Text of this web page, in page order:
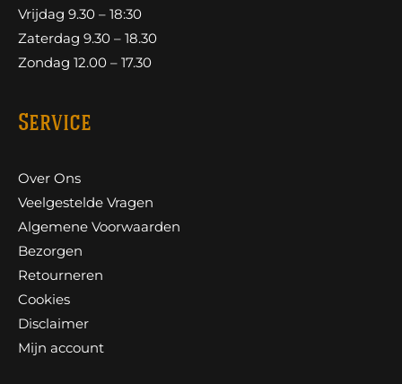
Vrijdag 9.30 – 18:30
Zaterdag 9.30 – 18.30
Zondag 12.00 – 17.30
Service
Over Ons
Veelgestelde Vragen
Algemene Voorwaarden
Bezorgen
Retourneren
Cookies
Disclaimer
Mijn account